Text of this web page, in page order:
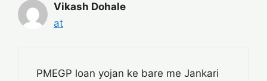
Vikash Dohale
at
PMEGP loan yojan ke bare me Jankari